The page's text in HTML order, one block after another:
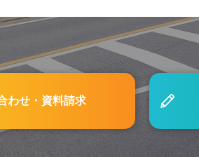
をご紹介」
わせ・資料請求